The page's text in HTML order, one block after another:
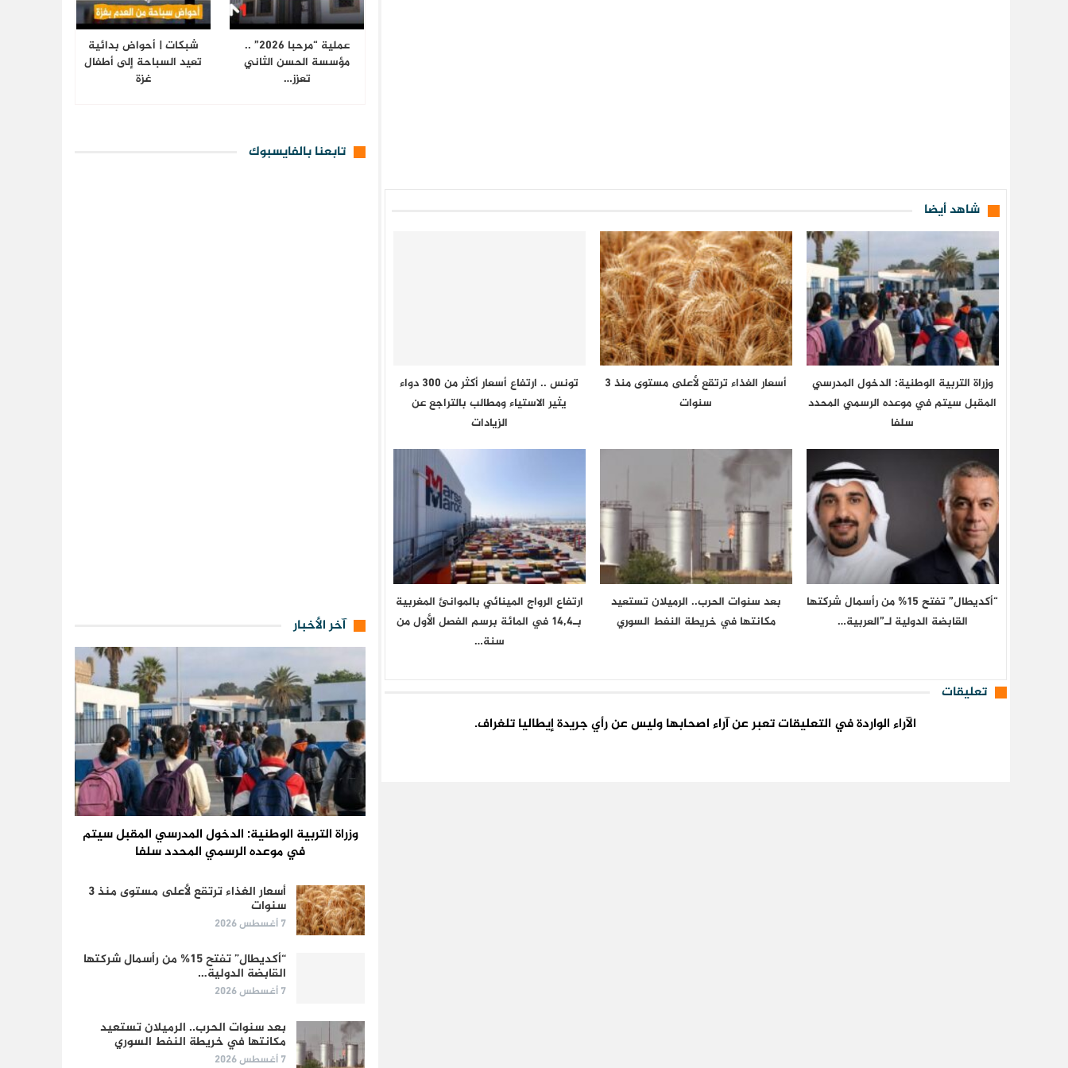
شاهد أيضا
وزراة التربية الوطنية: الدخول المدرسي
المقبل سیتم في موعده الرسمي المحدد
سلفا
أسعار الغذاء ترتقع لأعلى مستوى منذ 3
سنوات
تونس .. ارتفاع أسعار أكثر من 300 دواء
يثير الاستياء ومطالب بالتراجع عن
الزيادات
“أكديطال” تفتح 15% من رأسمال شركتها
القابضة الدولية لـ”العربية…
بعد سنوات الحرب.. الرميلان تستعيد
مكانتها في خريطة النفط السوري
ارتفاع الرواج المينائي بالموانئ المغربية
بـ14,4 في المائة برسم الفصل الأول من
سنة…
تعليقات
الآراء الواردة في التعليقات تعبر عن آراء اصحابها وليس عن رأي جريدة إيطاليا تلغراف.
عملية “مرحبا 2026” ..
مؤسسة الحسن الثاني
تعزز…
شبكات | أحواض بدائية
تعيد السباحة إلى أطفال
غزة
تابعنا بالفايسبوك
آخر الأخبار
وزراة التربية الوطنية: الدخول المدرسي المقبل سیتم
في موعده الرسمي المحدد سلفا
أسعار الغذاء ترتقع لأعلى مستوى منذ 3
سنوات
7 أغسطس 2026
“أكديطال” تفتح 15% من رأسمال شركتها
القابضة الدولية…
7 أغسطس 2026
بعد سنوات الحرب.. الرميلان تستعيد
مكانتها في خريطة النفط السوري
7 أغسطس 2026